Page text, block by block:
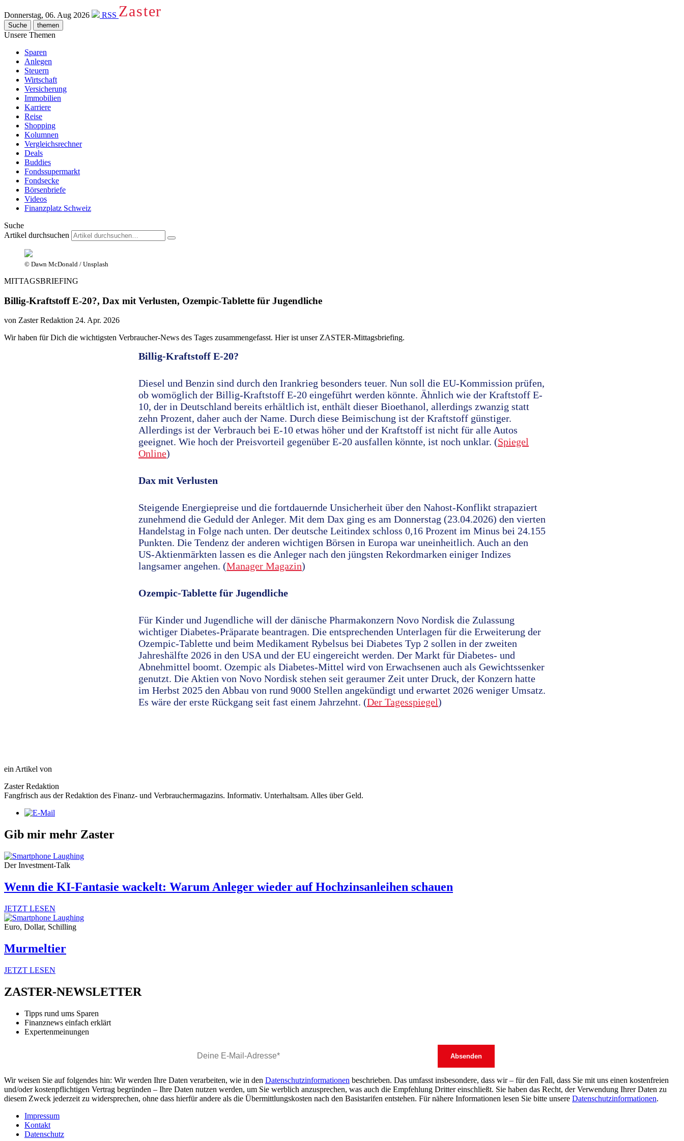
Donnerstag, 06. Aug 2026 RSS Zaster
Suche themen
Unsere Themen
Sparen
Anlegen
Steuern
Wirtschaft
Versicherung
Immobilien
Karriere
Reise
Shopping
Kolumnen
Vergleichsrechner
Deals
Buddies
Fondssupermarkt
Fondsecke
Börsenbriefe
Videos
Finanzplatz Schweiz
Suche
Artikel durchsuchen
© Dawn McDonald / Unsplash
MITTAGSBRIEFING
Billig-Kraftstoff E-20?, Dax mit Verlusten, Ozempic-Tablette für Jugendliche
von Zaster Redaktion 24. Apr. 2026
Wir haben für Dich die wichtigsten Verbraucher-News des Tages zusammengefasst. Hier ist unser ZASTER-Mittagsbriefing.
Billig-Kraftstoff E-20?
Diesel und Benzin sind durch den Irankrieg besonders teuer. Nun soll die EU-Kommission prüfen,
ob womöglich der Billig-Kraftstoff E-20 eingeführt werden könnte. Ähnlich wie der Kraftstoff E-
10, der in Deutschland bereits erhältlich ist, enthält dieser Bioethanol, allerdings zwanzig statt
zehn Prozent, daher auch der Name. Durch diese Beimischung ist der Kraftstoff günstiger.
Allerdings ist der Verbrauch bei E-10 etwas höher und der Kraftstoff ist nicht für alle Autos
geeignet. Wie hoch der Preisvorteil gegenüber E-20 ausfallen könnte, ist noch unklar. (Spiegel
Online)
Dax mit Verlusten
Steigende Energiepreise und die fortdauernde Unsicherheit über den Nahost-Konflikt strapaziert
zunehmend die Geduld der Anleger. Mit dem Dax ging es am Donnerstag (23.04.2026) den vierten
Handelstag in Folge nach unten. Der deutsche Leitindex schloss 0,16 Prozent im Minus bei 24.155
Punkten. Die Tendenz der anderen wichtigen Börsen in Europa war uneinheitlich. Auch an den
US-Aktienmärkten lassen es die Anleger nach den jüngsten Rekordmarken einiger Indizes
langsamer angehen. (Manager Magazin)
Ozempic-Tablette für Jugendliche
Für Kinder und Jugendliche will der dänische Pharmakonzern Novo Nordisk die Zulassung
wichtiger Diabetes-Präparate beantragen. Die entsprechenden Unterlagen für die Erweiterung der
Ozempic-Tablette und beim Medikament Rybelsus bei Diabetes Typ 2 sollen in der zweiten
Jahreshälfte 2026 in den USA und der EU eingereicht werden. Der Markt für Diabetes- und
Abnehmittel boomt. Ozempic als Diabetes-Mittel wird von Erwachsenen auch als Gewichtssenker
genutzt. Die Aktien von Novo Nordisk stehen seit geraumer Zeit unter Druck, der Konzern hatte
im Herbst 2025 den Abbau von rund 9000 Stellen angekündigt und erwartet 2026 weniger Umsatz.
Es wäre der erste Rückgang seit fast einem Jahrzehnt. (Der Tagesspiegel)
ein Artikel von
Zaster Redaktion
Fangfrisch aus der Redaktion des Finanz- und Verbrauchermagazins. Informativ. Unterhaltsam. Alles über Geld.
Gib mir mehr Zaster
Der Investment-Talk
Wenn die KI-Fantasie wackelt: Warum Anleger wieder auf Hochzinsanleihen schauen
JETZT LESEN
Euro, Dollar, Schilling
Murmeltier
JETZT LESEN
ZASTER-NEWSLETTER
Tipps rund ums Sparen
Finanznews einfach erklärt
Expertenmeinungen
Wir weisen Sie auf folgendes hin: Wir werden Ihre Daten verarbeiten, wie in den Datenschutzinformationen beschrieben. Das umfasst insbesondere, dass wir – für den Fall, dass Sie mit uns einen kostenfreien
und/oder kostenpflichtigen Vertrag begründen – Ihre Daten nutzen werden, um Sie werblich anzusprechen, was auch die Empfehlung Dritter einschließt. Sie haben das Recht, der Verwendung Ihrer Daten zu
diesem Zweck jederzeit zu widersprechen, ohne dass hierfür andere als die Übermittlungskosten nach den Basistarifen entstehen. Für nähere Informationen lesen Sie bitte unsere Datenschutzinformationen.
Impressum
Kontakt
Datenschutz